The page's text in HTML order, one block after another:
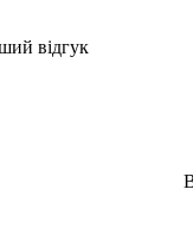
відгук